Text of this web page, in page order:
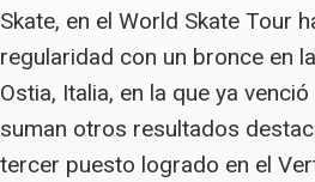
Skate, en el World Skate Tour
regularidad con un bronce en
Ostia, Italia, en la que ya
suman otros resultados
tercer puesto logrado en el